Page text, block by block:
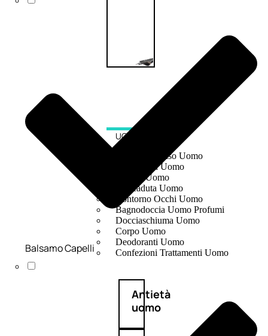
UOMO
Detergente Viso Uomo
Dopobarba Uomo
Antieta Uomo
Anticaduta Uomo
Contorno Occhi Uomo
Bagnodoccia Uomo Profumi
Docciaschiuma Uomo
Corpo Uomo
Deodoranti Uomo
Confezioni Trattamenti Uomo
Antietà
uomo
Balsamo Capelli